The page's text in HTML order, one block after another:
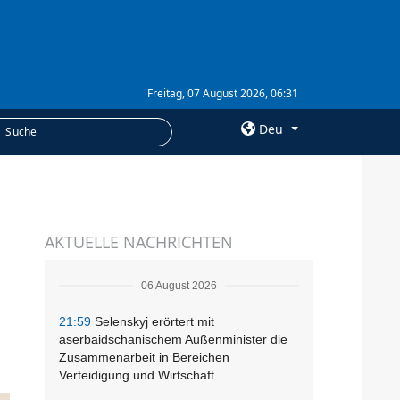
Freitag, 07 August 2026, 06:31
Deu
Abonnement
AKTUELLE NACHRICHTEN
06 August 2026
21:59 Selenskyj erörtert mit
aserbaidschanischem Außenminister die
Zusammenarbeit in Bereichen
Verteidigung und Wirtschaft